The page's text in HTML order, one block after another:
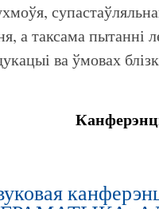
а таксама пытанні
ва ўмовах